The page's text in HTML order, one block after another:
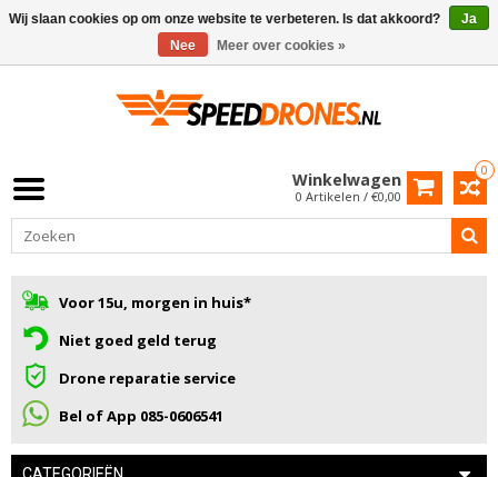
0
Winkelwagen
0 Artikelen / €0,00
Voor 15u, morgen in huis*
Niet goed geld terug
Drone reparatie service
Bel of App 085-0606541
Wij slaan cookies op om onze website te verbeteren. Is dat akkoord?
Ja
Nee
Meer over cookies »